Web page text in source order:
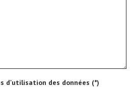
d'utilisation des données (*)